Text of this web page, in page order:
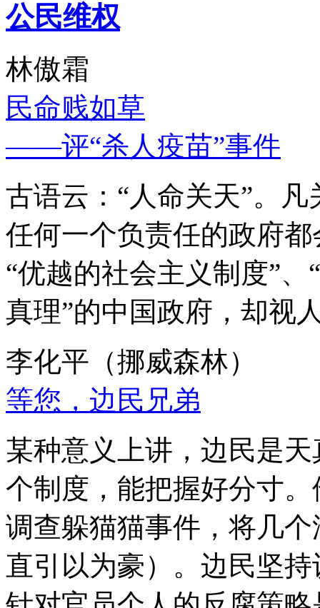
公民维权
林傲霜
民命贱如草
——评“杀人疫苗”事件
古语云：“人命关天”。
任何一个负责任的政府
“优越的社会主义制度”
真理”的中国政府，却视
李化平（挪威森林）
等您，边民兄弟
某种意义上讲，边民是
个制度，能把握好分寸
调查躲猫猫事件，将几
直引以为豪）。边民坚